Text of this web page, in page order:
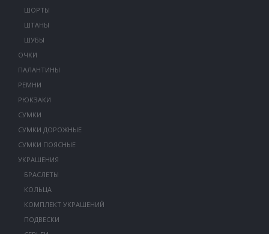
ШОРТЫ
ШТАНЫ
ШУБЫ
ОЧКИ
ПАЛАНТИНЫ
РЕМНИ
РЮКЗАКИ
СУМКИ
СУМКИ ДОРОЖНЫЕ
СУМКИ ПОЯСНЫЕ
УКРАШЕНИЯ
БРАСЛЕТЫ
КОЛЬЦА
КОМПЛЕКТ УКРАШЕНИЙ
ПОДВЕСКИ